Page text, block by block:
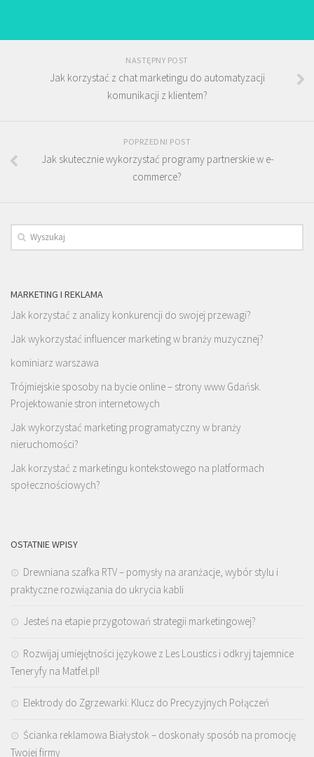
NASTĘPNY POST
Jak korzystać z chat marketingu do automatyzacji
komunikacji z klientem?
POPRZEDNI POST
Jak skutecznie wykorzystać programy partnerskie w e-
commerce?
MARKETING I REKLAMA
Jak korzystać z analizy konkurencji do swojej przewagi?
Jak wykorzystać influencer marketing w branży muzycznej?
kominiarz warszawa
Trójmiejskie sposoby na bycie online – strony www Gdańsk.
Projektowanie stron internetowych
Jak wykorzystać marketing programatyczny w branży
nieruchomości?
Jak korzystać z marketingu kontekstowego na platformach
społecznościowych?
OSTATNIE WPISY
Drewniana szafka RTV – pomysły na aranżacje, wybór stylu i
praktyczne rozwiązania do ukrycia kabli
Jesteś na etapie przygotowań strategii marketingowej?
Rozwijaj umiejętności językowe z Les Loustics i odkryj tajemnice
Teneryfy na Matfel.pl!
Elektrody do Zgrzewarki: Klucz do Precyzyjnych Połączeń
Ścianka reklamowa Białystok – doskonały sposób na promocję
Twojej firmy